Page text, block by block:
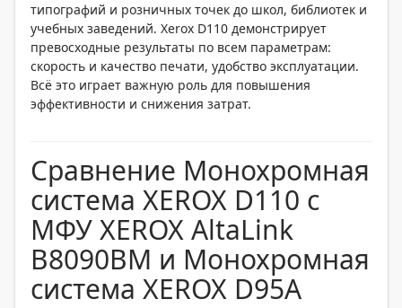
типографий и розничных точек до школ, библиотек и
учебных заведений. Xerox D110 демонстрирует
превосходные результаты по всем параметрам:
скорость и качество печати, удобство эксплуатации.
Всё это играет важную роль для повышения
эффективности и снижения затрат.
Сравнение Монохромная
система XEROX D110 с
МФУ XEROX AltaLink
B8090BM и Монохромная
система XEROX D95A